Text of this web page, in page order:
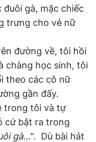
gà, mặc chiếc
trưng cho vẻ nữ
đường về, tôi hồi
chàng học sinh, tôi
theo các cô nữ
gần đấy.
trong tôi và tự
cứ bật ra trong
gà...". Dù bài hát